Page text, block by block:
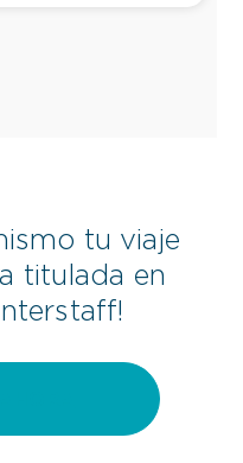
tu viaje
titulada en